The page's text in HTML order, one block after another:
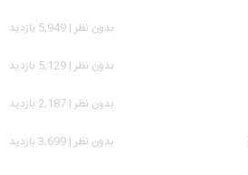
بدون نظر | 5,949 بازدید
بدون نظر | 5,129 بازدید
بدون نظر | 2,187 بازدید
بدون نظر | 3,699 بازدید